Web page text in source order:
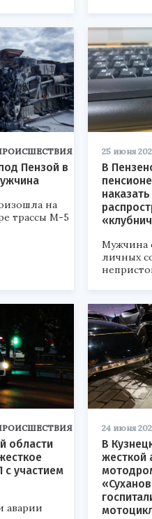
Пензой в
на
трассы М-5
25 июня
В
Мужчина
личных
области
с участием
аварии
24 июня
В
жесткой